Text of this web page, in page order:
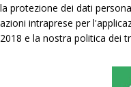
la protezione dei dati
azioni intraprese per
2018 e la nostra politica dei